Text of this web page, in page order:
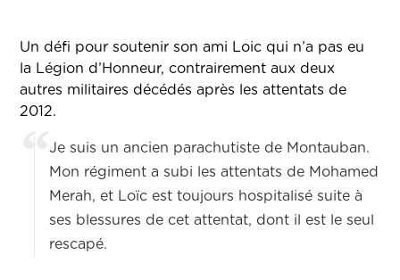
Un défi pour soutenir son ami Loic qui n’a pas eu
la Légion d’Honneur, contrairement aux deux
autres militaires décédés après les attentats de
2012.
Je suis un ancien parachutiste de Montauban.
Mon régiment a subi les attentats de Mohamed
Merah, et Loïc est toujours hospitalisé suite à
ses blessures de cet attentat, dont il est le seul
rescapé.